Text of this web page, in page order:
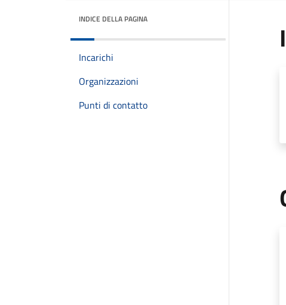
INDICE DELLA PAGINA
Incarichi
Organizzazioni
Punti di contatto